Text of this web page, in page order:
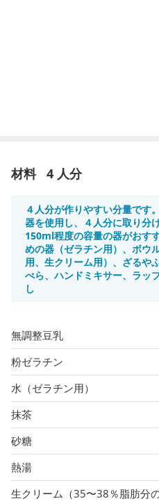
材料 4 人分
４人分が作りやすい分量です
器を使用し、４人分に取り分
150ml程度の容量の器がおす
めの器（ゼラチン用）、ボウ
用、生クリーム用）、ざるや
べら、ハンドミキサー、ラッ
し
無調整豆乳
粉ゼラチン
水（ゼラチン用）
抹茶
砂糖
熱湯
生クリーム（35〜38％脂肪分の